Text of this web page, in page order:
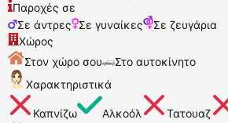
Παροχές σε
Σε άντρες
Σε γυναίκες
Σε ζευγάρια
Χώρος
Στον χώρο σου
Στο αυτοκίνητο
Χαρακτηριστικά
Καπνίζω Αλκοόλ Τατουαζ